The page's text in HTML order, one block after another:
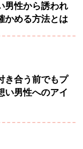
男性から誘われ
かめる方法とは
き合う前でもプ
い男性へのアイ